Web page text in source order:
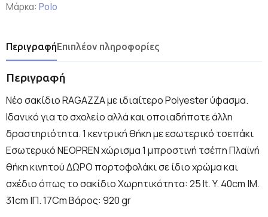
Μάρκα: Polo
ΠεριγραφήΕπιπλέον πληροφορίες
Περιγραφή
Νέο σακίδιο RAGAZZA με ιδιαίτερο Polyester ύφασμα.
Ιδανικό για το σχολείο αλλά και οποιαδήποτε άλλη
δραστηριότητα. 1 κεντρική θήκη με εσωτερικό τσεπάκι
Εσωτερικό NEOPREN χώρισμα 1 μπροστινή τσέπη Πλαϊνή
θήκη κινητού ΔΩΡΟ πορτοφολάκι σε ίδιο χρώμα και
σχέδιο όπως το σακίδιο Χωρητικότητα: 25 lt. Y. 40cm |Μ.
31cm |Π. 17Cm Βάρος: 920 gr